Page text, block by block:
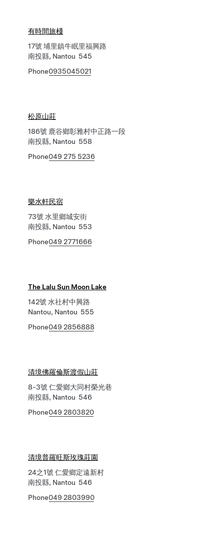
有時間旅棧
17號 埔里鎮牛眠里福興路
南投縣, Nantou 545
Phone0935045021
松原山莊
186號 鹿谷鄉彰雅村中正路一段
南投縣, Nantou 558
Phone049 275 5236
樂水軒民宿
73號 水里鄉城安街
南投縣, Nantou 553
Phone049 2771666
The Lalu Sun Moon Lake
142號 水社村中興路
Nantou, Nantou 555
Phone049 2856888
清境佛羅倫斯渡假山莊
8-3號 仁愛鄉大同村榮光巷
南投縣, Nantou 546
Phone049 2803820
清境普羅旺斯玫瑰莊園
24之1號 仁愛鄉定遠新村
南投縣, Nantou 546
Phone049 2803990